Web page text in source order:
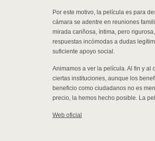
Por este motivo, la película es para
cámara se adentre en reuniones
mirada cariñosa, íntima, pero
respuestas incómodas a dudas
suficiente apoyo social.
Animamos a ver la película. Al fin y
ciertas instituciones, aunque los
beneficio como ciudadanos no es
precio, la hemos hecho posible. La
Web oficial